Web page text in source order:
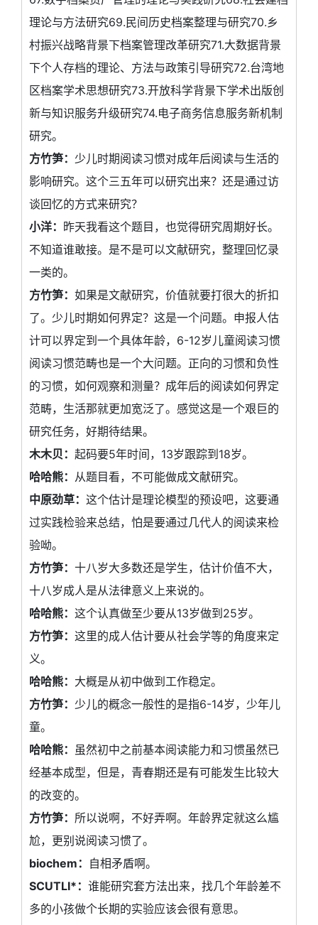
理论与方法研究69.民间历史档案整理与研究70.乡
村振兴战略背景下档案管理改革研究71.大数据背景
下个人存档的理论、方法与政策引导研究72.台湾地
区档案学术思想研究73.开放科学背景下学术出版创
新与知识服务升级研究74.电子商务信息服务新机制
研究。
方竹笋： 少儿时期阅读习惯对成年后阅读与生活的
影响研究。这个三五年可以研究出来？还是通过访
谈回忆的方式来研究？
小洋： 昨天我看这个题目，也觉得研究周期好长。
不知道谁敢接。是不是可以文献研究，整理回忆录
一类的。
方竹笋： 如果是文献研究，价值就要打很大的折扣
了。少儿时期如何界定？这是一个问题。申报人估
计可以界定到一个具体年龄，6-12岁儿童阅读习惯
阅读习惯范畴也是一个大问题。正向的习惯和负性
的习惯，如何观察和测量？成年后的阅读如何界定
范畴，生活那就更加宽泛了。感觉这是一个艰巨的
研究任务，好期待结果。
木木贝： 起码要5年时间，13岁跟踪到18岁。
哈哈熊： 从题目看，不可能做成文献研究。
中原劲草： 这个估计是理论模型的预设吧，这要通
过实践检验来总结，怕是要通过几代人的阅读来检
验呦。
方竹笋： 十八岁大多数还是学生，估计价值不大，
十八岁成人是从法律意义上来说的。
哈哈熊： 这个认真做至少要从13岁做到25岁。
方竹笋： 这里的成人估计要从社会学等的角度来定
义。
哈哈熊： 大概是从初中做到工作稳定。
方竹笋： 少儿的概念一般性的是指6-14岁，少年儿
童。
哈哈熊： 虽然初中之前基本阅读能力和习惯虽然已
经基本成型，但是，青春期还是有可能发生比较大
的改变的。
方竹笋： 所以说啊，不好弄啊。年龄界定就这么尴
尬，更别说阅读习惯了。
biochem： 自相矛盾啊。
SCUTLI*： 谁能研究套方法出来，找几个年龄差不
多的小孩做个长期的实验应该会很有意思。